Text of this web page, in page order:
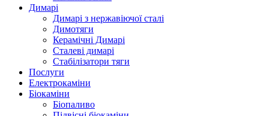
Димарі
Димарі з нержавіючої сталі
Димотяги
Керамічні Димарі
Сталеві димарі
Стабілізатори тяги
Послуги
Електрокаміни
Біокаміни
Біопаливо